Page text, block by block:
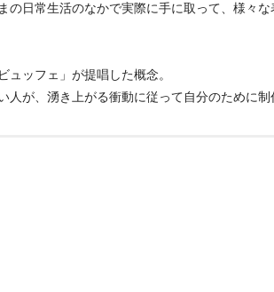
の日常生活のなかで実際に手に取って、様々
ュッフェ」が提唱した概念。
人が、湧き上がる衝動に従って自分のために制